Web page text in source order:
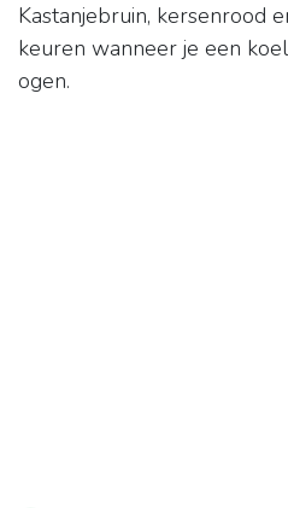
Kastanjebruin, kersenrood
keuren wanneer je een
ogen.